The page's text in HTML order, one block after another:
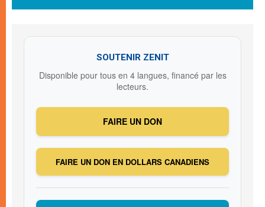
SOUTENIR ZENIT
Disponible pour tous en 4 langues, financé par les
lecteurs.
FAIRE UN DON
FAIRE UN DON EN DOLLARS CANADIENS